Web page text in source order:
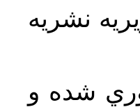
نشريه
شده و